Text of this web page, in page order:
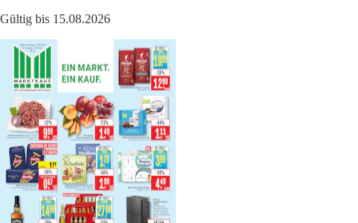
Gültig bis 15.08.2026